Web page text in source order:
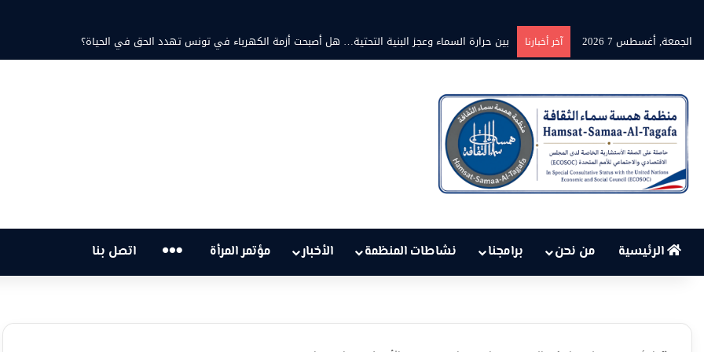
الجمعة, أغسطس 7 2026
آخر أخبارنا برنامج” قلوب شاعرة” بين الشاعر محمد ثابت والشاعرة فاطمة الزامل: عزف على أوتار الحنين وشجن القوافي
الرئيسية من نحن برامجنا نشاطات المنظمة الأخبار مؤتمر المرأة … اتصل بنا